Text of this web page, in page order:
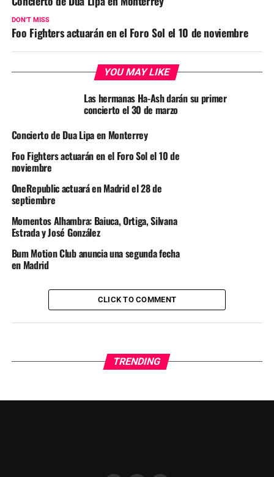
DON'T MISS
Foo Fighters actuarán en el Foro Sol el 10 de noviembre
YOU MAY LIKE
Las hermanas Ha-Ash darán su primer
concierto el 30 de marzo
Concierto de Dua Lipa en Monterrey
Foo Fighters actuarán en el Foro Sol el 10 de
noviembre
OneRepublic actuará en Madrid el 28 de
septiembre
Momentos Alhambra: Baiuca, Ortiga, Silvana
Estrada y José González
Bum Motion Club anuncia una segunda fecha
en Madrid
CLICK TO COMMENT
TRENDING